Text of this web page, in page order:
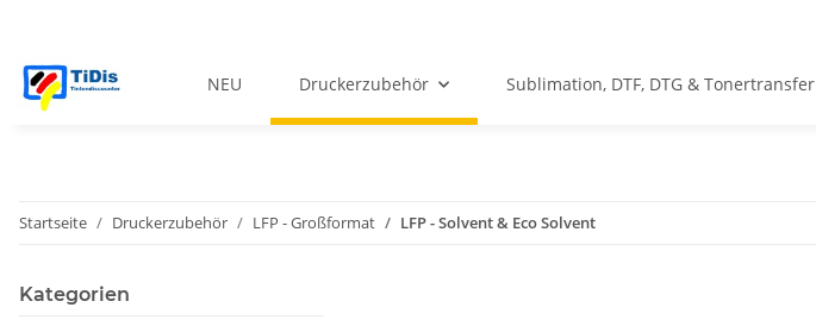
NEU Druckerzubehör Sublimation, DTF, DTG & Tonertransfer
Startseite Druckerzubehör LFP - Großformat LFP - Solvent & Eco Solvent
Kategorien